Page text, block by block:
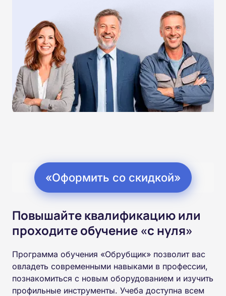
«Оформить со скидкой»
Повышайте квалификацию или
проходите обучение «с нуля»
Программа обучения «Обрубщик» позволит вас
овладеть современными навыками в профессии,
познакомиться с новым оборудованием и изучить
профильные инструменты. Учеба доступна всем